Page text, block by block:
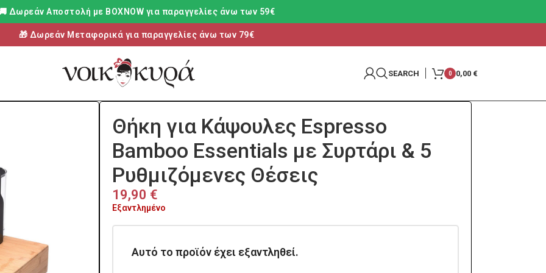
Δωρεάν Aποστολή με BOXNOW για παραγγελίες άνω των 59€
🎁 Δωρεάν Μεταφορικά για παραγγελίες άνω των 79€
SEARCH 0 0,00 €
Θήκη για Κάψουλες Espresso
Bamboo Essentials με Συρτάρι & 5
Ρυθμιζόμενες Θέσεις
19,90 €
Εξαντλημένο
Αυτό το προϊόν έχει εξαντληθεί.